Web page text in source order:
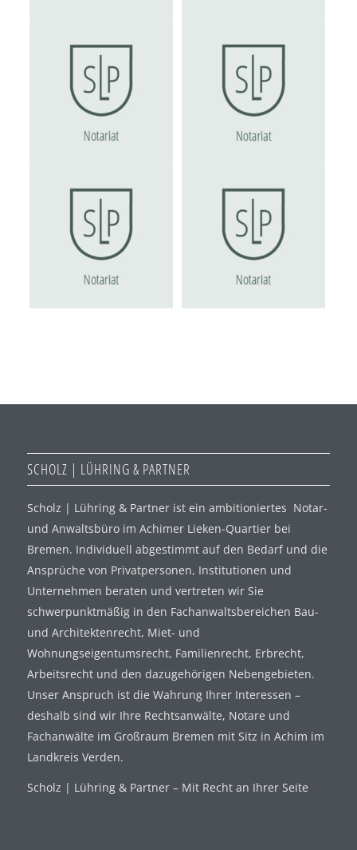
SCHOLZ | LÜHRING & PARTNER
Scholz | Lühring & Partner ist ein ambitioniertes Notar-
und Anwaltsbüro im Achimer Lieken-Quartier bei
Bremen. Individuell abgestimmt auf den Bedarf und die
Ansprüche von Privatpersonen, Institutionen und
Unternehmen beraten und vertreten wir Sie
schwerpunktmäßig in den Fachanwaltsbereichen Bau-
und Architektenrecht, Miet- und
Wohnungseigentumsrecht, Familienrecht, Erbrecht,
Arbeitsrecht und den dazugehörigen Nebengebieten.
Unser Anspruch ist die Wahrung Ihrer Interessen –
deshalb sind wir Ihre Rechtsanwälte, Notare und
Fachanwälte im Großraum Bremen mit Sitz in Achim im
Landkreis Verden.
Scholz | Lühring & Partner – Mit Recht an Ihrer Seite